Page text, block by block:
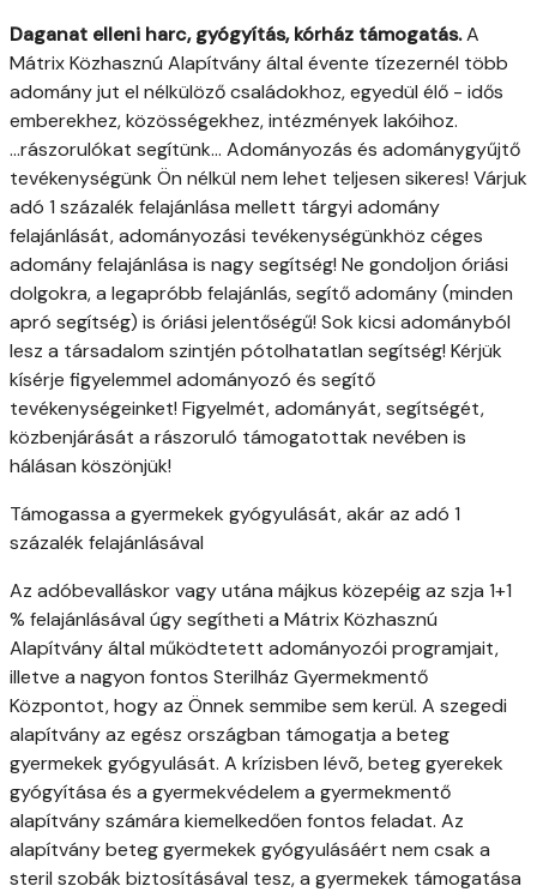
Daganat elleni harc, gyógyítás, kórház támogatás.A
Mátrix Közhasznú Alapítvány által évente tízezernél több
adomány jut el nélkülöző családokhoz, egyedül élő - idős
emberekhez, közösségekhez, intézmények lakóihoz.
...rászorulókat segítünk... Adományozás és adománygyűjtő
tevékenységünk Ön nélkül nem lehet teljesen sikeres! Várjuk
adó 1 százalék felajánlása mellett tárgyi adomány
felajánlását, adományozási tevékenységünkhöz céges
adomány felajánlása is nagy segítség! Ne gondoljon óriási
dolgokra, a legapróbb felajánlás, segítő adomány (minden
apró segítség) is óriási jelentőségű! Sok kicsi adományból
lesz a társadalom szintjén pótolhatatlan segítség! Kérjük
kísérje figyelemmel adományozó és segítő
tevékenységeinket! Figyelmét, adományát, segítségét,
közbenjárását a rászoruló támogatottak nevében is
hálásan köszönjük!
Támogassa a gyermekek gyógyulását, akár az adó 1
százalék felajánlásával
Az adóbevalláskor vagy utána májkus közepéig az szja 1+1
% felajánlásával úgy segítheti a Mátrix Közhasznú
Alapítvány által működtetett adományozói programjait,
illetve a nagyon fontos Sterilház Gyermekmentő
Központot, hogy az Önnek semmibe sem kerül. A szegedi
alapítvány az egész országban támogatja a beteg
gyermekek gyógyulását. A krízisben lévõ, beteg gyerekek
gyógyítása és a gyermekvédelem a gyermekmentő
alapítvány számára kiemelkedően fontos feladat. Az
alapítvány beteg gyermekek gyógyulásáért nem csak a
steril szobák biztosításával tesz, a gyermekek támogatása